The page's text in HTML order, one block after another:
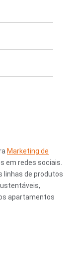
Marketing de
em redes sociais.
linhas de produtos
apartamentos